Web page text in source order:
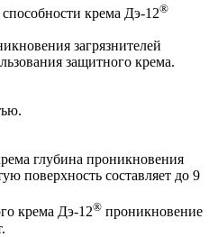
крема Дэ-12®
загрязнителей
защитного крема.
глубина проникновения
поверхность составляет до 9
крема Дэ-12® проникновение